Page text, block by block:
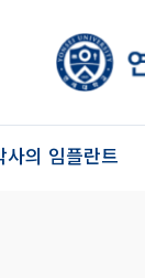
사의 임플란트